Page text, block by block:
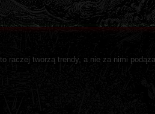
raczej tworzą trendy, a nie za nimi